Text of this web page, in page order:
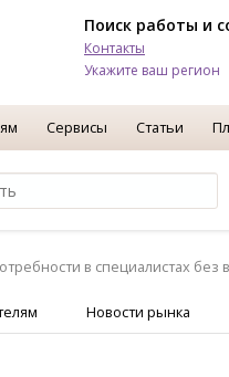
Поиск работы и
Контакты
Укажите ваш регион
Сервисы Статьи
в специалистах
Новости рынка